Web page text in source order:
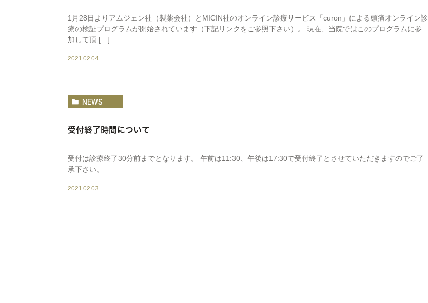
1月28日よりアムジェン社（製薬会社）とMICIN社のオンライン診療サービス「curon」による頭痛オンライン診
療の検証プログラムが開始されています（下記リンクをご参照下さい）。 現在、当院ではこのプログラムに参
加して頂 […]
2021.02.04
NEWS
受付終了時間について
受付は診療終了30分前までとなります。 午前は11:30、午後は17:30で受付終了とさせていただきますのでご了
承下さい。
2021.02.03